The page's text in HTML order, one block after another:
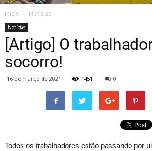
Inicio Notícias
Notícias
[Artigo] O
socorro!
16 de março de 2021 1451 0
Todos os trabalhadores estão passando por